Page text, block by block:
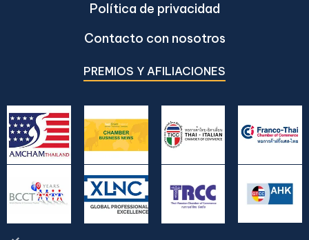
Política de privacidad
Contacto con nosotros
PREMIOS Y AFILIACIONES